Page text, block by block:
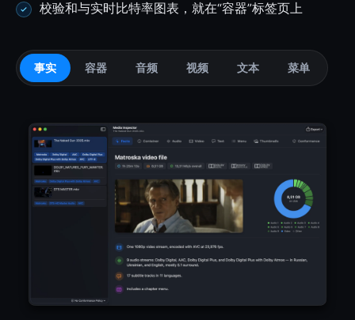
校验和与实时比特率图表，就在“容器”标签页上
事实 容器 音频 视频 文本 菜单